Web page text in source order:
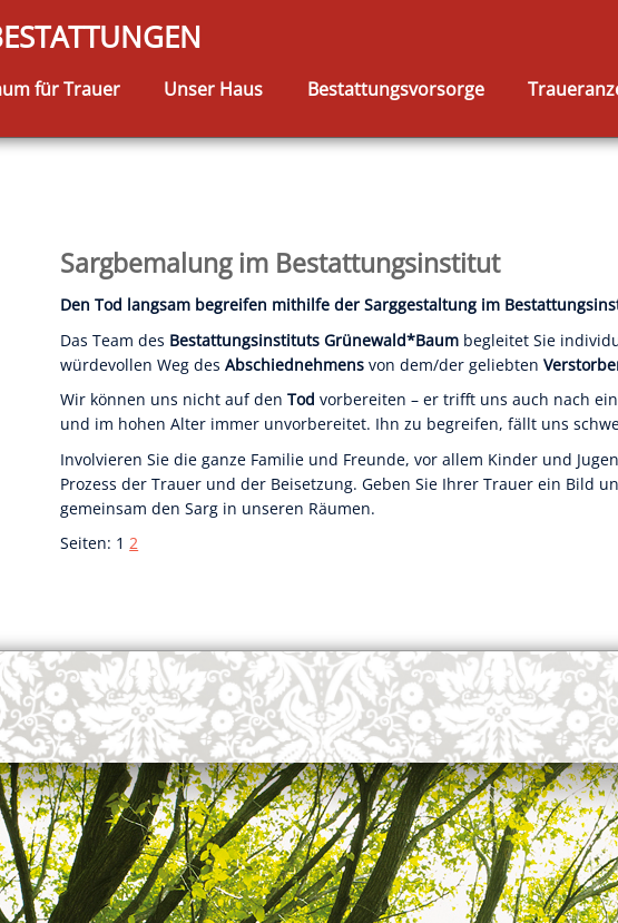
OK
European Commission | Cookies Policy
für Trauer Unser Haus Bestattungsvorsorge
Sargbemalung im Bestattungsinstitut
Den Tod langsam begreifen mithilfe der Sarggestaltung im
Das Team des Bestattungsinstituts Grünewald*Baum begleitet Sie
würdevollen Weg desAbschiednehmens von dem/der geliebten
Wir können uns nicht auf denTod vorbereiten – er trifft uns auch nach
und im hohen Alter immer unvorbereitet. Ihn zu begreifen, fällt uns
Involvieren Sie die ganze Familie und Freunde, vor allem Kinder und
Prozess der Trauer und der Beisetzung. Geben Sie Ihrer Trauer ein Bild
gemeinsam den Sarg in unseren Räumen.
Seiten: 1 2